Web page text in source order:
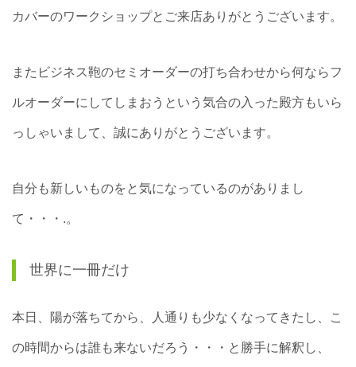
カバーのワークショップとご来店ありがとうございます。
またビジネス鞄のセミオーダーの打ち合わせから何ならフ
ルオーダーにしてしまおうという気合の入った殿方もいら
っしゃいまして、誠にありがとうございます。
自分も新しいものをと気になっているのがありまし
て・・・.。
世界に一冊だけ
本日、陽が落ちてから、人通りも少なくなってきたし、こ
の時間からは誰も来ないだろう・・・と勝手に解釈し、